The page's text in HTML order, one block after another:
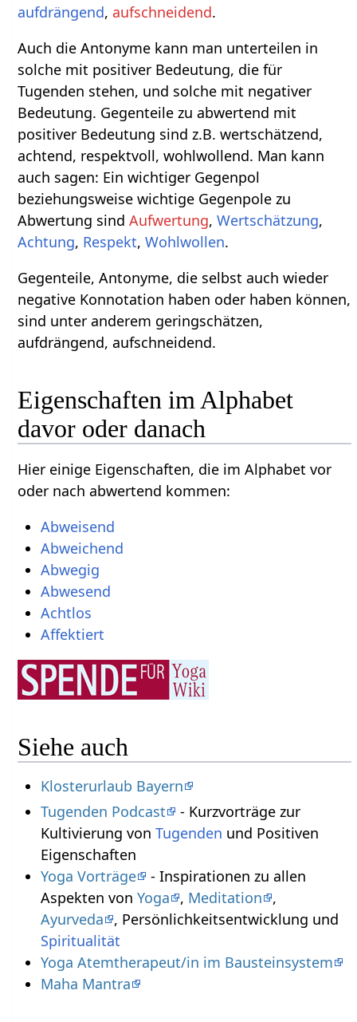
aufdrängend, aufschneidend.
Auch die Antonyme kann man unterteilen in
solche mit positiver Bedeutung, die für
Tugenden stehen, und solche mit negativer
Bedeutung. Gegenteile zu abwertend mit
positiver Bedeutung sind z.B. wertschätzend,
achtend, respektvoll, wohlwollend. Man kann
auch sagen: Ein wichtiger Gegenpol
beziehungsweise wichtige Gegenpole zu
Abwertung sindAufwertung,Wertschätzung,
Achtung, Respekt,Wohlwollen.
Gegenteile, Antonyme, die selbst auch wieder
negative Konnotation haben oder haben können,
sind unter anderem geringschätzen,
aufdrängend, aufschneidend.
Eigenschaften im Alphabet
davor oder danach
Hier einige Eigenschaften, die im Alphabet vor
oder nach abwertend kommen:
Abweisend
Abweichend
Abwegig
Abwesend
Achtlos
Affektiert
Siehe auch
Klosterurlaub Bayern
Tugenden Podcast
- Kurzvorträge zur
Kultivierung von Tugenden und Positiven
Eigenschaften
Yoga Vorträge
- Inspirationen zu allen
Aspekten von Yoga , Meditation
,
Ayurveda
, Persönlichkeitsentwicklung und
Spiritualität
Yoga Atemtherapeut/in im Bausteinsystem
Maha Mantra